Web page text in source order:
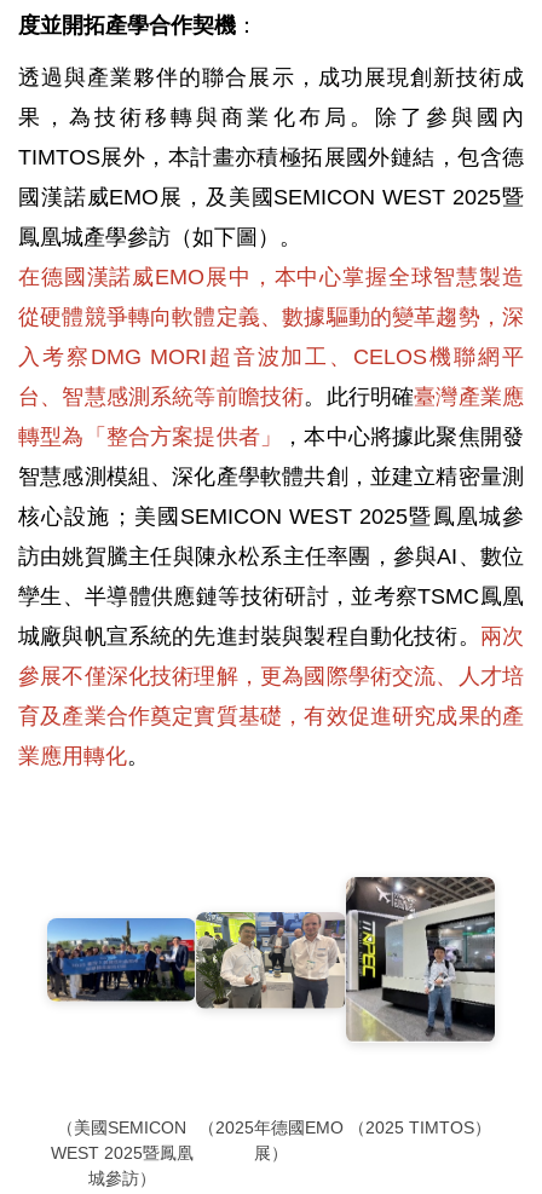
度並開拓產學合作契機 ：
透過與產業夥伴的聯合展示，成功展現創新技術成
果，為技術移轉與商業化布局。除了參與國內
TIMTOS展外，本計畫亦積極拓展國外鏈結，包含德
國漢諾威EMO展，及美國SEMICON WEST 2025暨
鳳凰城產學參訪（如下圖）。
在德國漢諾威EMO展中，本中心掌握全球智慧製造
從硬體競爭轉向軟體定義、數據驅動的變革趨勢，深
入考察DMG MORI超音波加工、CELOS機聯網平
台、智慧感測系統等前瞻技術。此行明確臺灣產業應
轉型為「整合方案提供者」
，本中心將據此聚焦開發
智慧感測模組、深化產學軟體共創，並建立精密量測
核心設施；美國SEMICON WEST 2025暨鳳凰城參
訪由姚賀騰主任與陳永松系主任率團，參與AI、數位
孿生、半導體供應鏈等技術研討，並考察TSMC鳳凰
城廠與帆宣系統的先進封裝與製程自動化技術。 兩次
參展不僅深化技術理解，更為國際學術交流、人才培
育及產業合作奠定實質基礎，有效促進研究成果的產
業應用轉化。
（美國SEMICON
WEST 2025暨鳳凰
城參訪）
（2025年德國EMO
展）
（2025 TIMTOS）